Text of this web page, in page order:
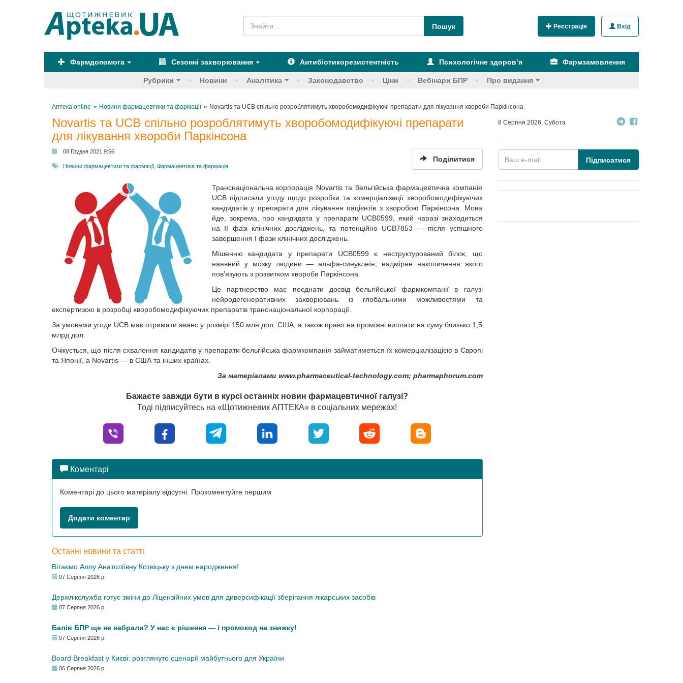
Реєстрація Вхід
Фармдопомога Сезонні захворювання Антибіотикорезистентність Психологічне здоров’я Фармзамовлення
Рубрики Новини Аналітика Законодавство Ціни Вебінари БПР Про видання
Аптека online » Новини фармацевтики та фармації» Novartis та UCB спільно розроблятимуть хворобомодифікуючі препарати для лікування хвороби Паркінсона
Novartis та UCB спільно розроблятимуть хворобомодифікуючі препарати
для лікування хвороби Паркінсона
08 Грудня 2021 9:56
Новини фармацевтики та фармації Фармацевтика та фармація
Поділитися
Транснаціональна корпорація Novartis та бельгійська фармацевтична компанія
UCB підписали угоду щодо розробки та комерціалізації хворобомодифікуючих
кандидатів у препарати для лікування пацієнтів з хворобою Паркінсона. Мова
йде, зокрема, про кандидата у препарати UCB0599, який наразі знаходиться
на II фазі клінічних досліджень, та потенційно UCB7853 — після успішного
завершення I фази клінічних досліджень.
Мішенню кандидата у препарати UCB0599 є неструктурований білок, що
наявний у мозку людини — альфа-синуклеїн, надмірне накопичення якого
пов’язують з розвитком хвороби Паркінсона.
Це партнерство має поєднати досвід бельгійської фармкомпанії в галузі
нейродегенеративних захворювань із глобальними можливостями та
експертизою в розробці хворобомодифікуючих препаратів транснаціональної корпорації.
За умовами угоди UCB має отримати аванс у розмірі 150 млн дол. США, а також право на проміжні виплати на суму близько 1,5
млрд дол.
Очікується, що після схвалення кандидатів у препарати бельгійська фармкомпанія займатиметься їх комерціалізацією в Європі
та Японії, а Novartis — в США та інших країнах.
За матеріалами www.pharmaceutical-technology.com; pharmaphorum.com
Бажаєте завжди бути в курсі останніх новин фармацевтичної галузі?
Тоді підписуйтесь на «Щотижневик АПТЕКА» в соціальних мережах!
Коментарі
Коментарі до цього матеріалу відсутні. Прокоментуйте першим
Додати коментар
Останні новини та статті
Вітаємо Аллу Анатоліївну Котвіцьку з днем народження!
07 Серпня 2026 р.
Держлікслужба готує зміни до Ліцензійних умов для диверсифікації зберігання лікарських засобів
07 Серпня 2026 р.
Балів БПР ще не набрали? У нас є рішення — і промокод на знижку!
07 Серпня 2026 р.
Board Breakfast у Києві: розглянуто сценарії майбутнього для України
06 Серпня 2026 р.
8 Серпня 2026, Субота
Підписатися